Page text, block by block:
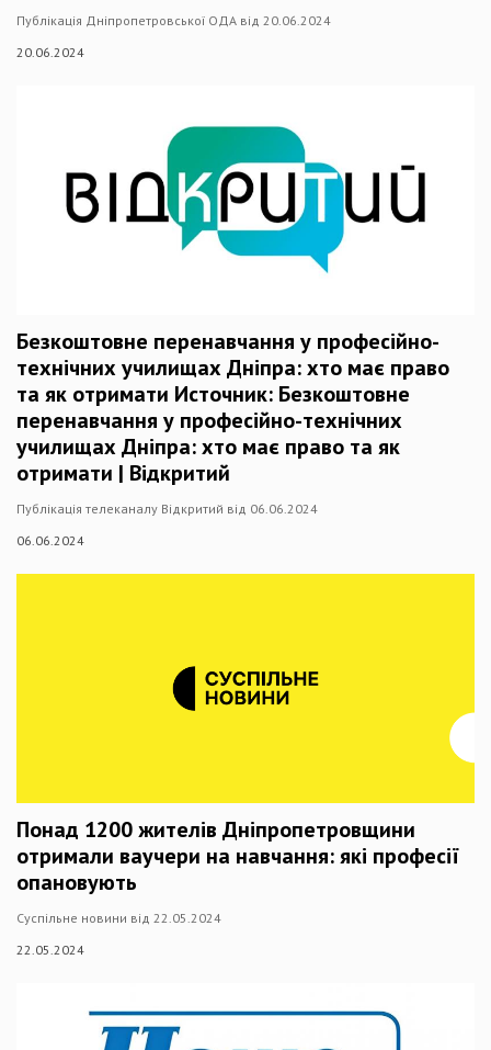
Публікація Дніпропетровської ОДА від 20.06.2024
20.06.2024
Безкоштовне перенавчання у професійно-
технічних училищах Дніпра: хто має право
та як отримати Источник: Безкоштовне
перенавчання у професійно-технічних
училищах Дніпра: хто має право та як
отримати | Відкритий
Публікація телеканалу Відкритий від 06.06.2024
06.06.2024
Понад 1200 жителів Дніпропетровщини
отримали ваучери на навчання: які професії
опановують
Суспільне новини від 22.05.2024
22.05.2024